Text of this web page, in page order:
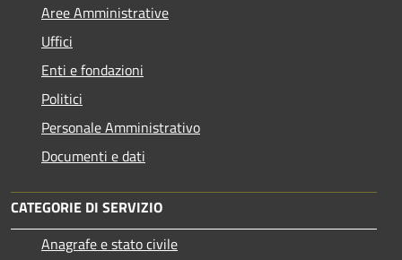
Aree Amministrative
Uffici
Enti e fondazioni
Politici
Personale Amministrativo
Documenti e dati
CATEGORIE DI SERVIZIO
Anagrafe e stato civile